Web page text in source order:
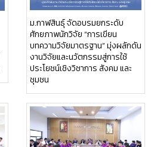
ม.กาฬสินธุ์ จัดอบรมยกระดับ
ศักยภาพนักวิจัย “การเขียน
บทความวิจัยมาตรฐาน” มุ่งผลักดัน
งานวิจัยและนวัตกรรมสู่การใช้
ประโยชน์เชิงวิชาการ สังคม และ
ชุมชน